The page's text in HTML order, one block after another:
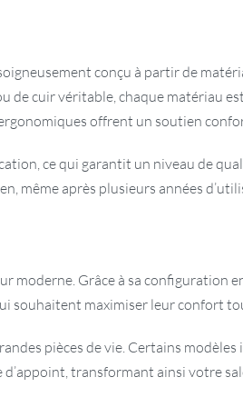
conçu à partir de
cuir véritable, chaque matériau
offrent un soutien
ce qui garantit un niveau de
après plusieurs années
moderne. Grâce à sa
souhaitent maximiser leur confort
pièces de vie. Certains
transformant ainsi votre